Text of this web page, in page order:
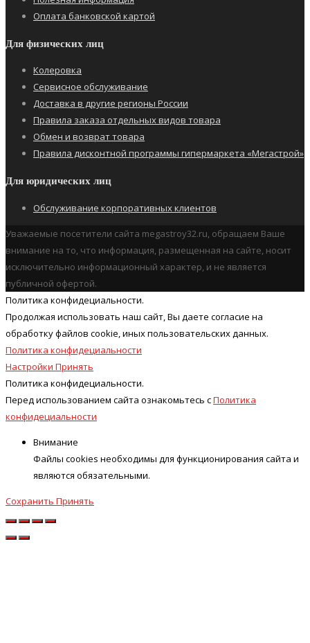
Оплата банковской картой
Для физических лиц
Колеровка
Сервисное обслуживание
Доставка в другие регионы России
Правила заказа отдельных видов товара
Обмен и возврат товара
Правила дисконтной программы гипермаркета «Мегастрой»
Для юридических лиц
Обслуживание корпоративных клиентов
Уважаемые посетители сайта megastroy32.ru, обращаем Ваше
внимание на то, что информация, размещенная на сайте, носит
исключительно информационный характер, и не является
публичной офертой.
Политика конфидециальности.
Продолжая использовать наш cайт, Вы даете согласие на
обработку файлов cookie, иных пользовательских данных.
Политика конфидециальности
Настройки Принять
Политика конфидециальности.
Перед использованием сайта ознакомьтесь сПолитика
конфидециальности
Внимание
Файлы cookies необходимы для функционирования сайта и
являются обязательными.
Сохранить Принять